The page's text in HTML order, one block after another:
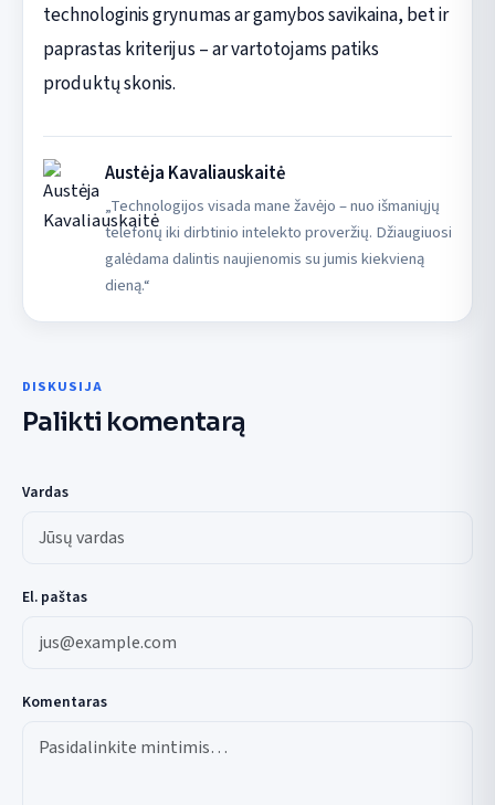
technologinis grynumas ar gamybos savikaina, bet ir
paprastas kriterijus – ar vartotojams patiks
produktų skonis.
Austėja Kavaliauskaitė
„Technologijos visada mane žavėjo – nuo išmaniųjų
telefonų iki dirbtinio intelekto proveržių. Džiaugiuosi
galėdama dalintis naujienomis su jumis kiekvieną
dieną.“
DISKUSIJA
Palikti komentarą
Vardas
El. paštas
Komentaras